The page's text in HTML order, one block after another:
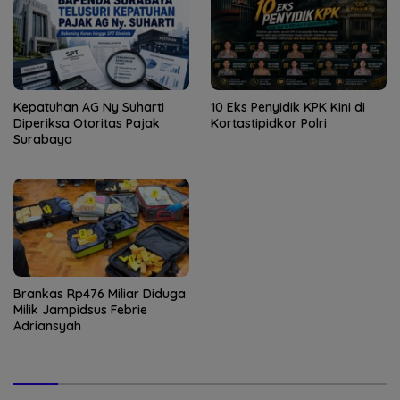
Kepatuhan AG Ny Suharti
Diperiksa Otoritas Pajak
Surabaya
10 Eks Penyidik KPK Kini di
Kortastipidkor Polri
Brankas Rp476 Miliar Diduga
Milik Jampidsus Febrie
Adriansyah